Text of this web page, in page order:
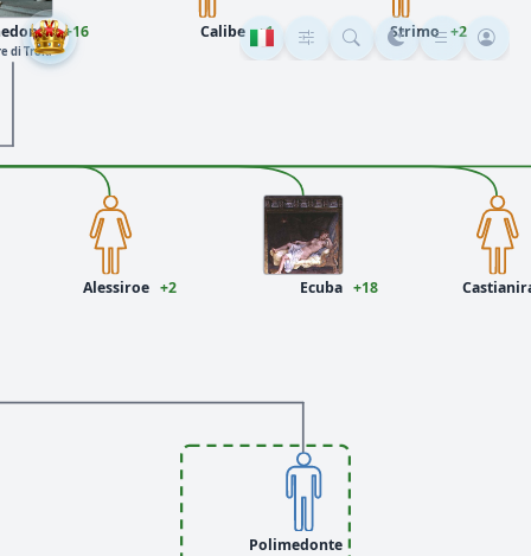
Calibe +1
di Troia
+16
Alessiroe +2
Strimo +2
Ecuba +18
Polimedonte